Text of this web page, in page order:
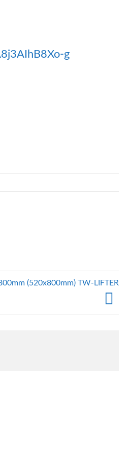
g
(520x800mm) TW-LIFTER